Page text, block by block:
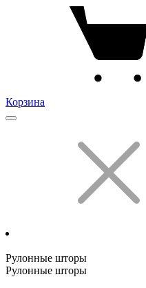
Корзина
Рулонные шторы
Рулонные шторы